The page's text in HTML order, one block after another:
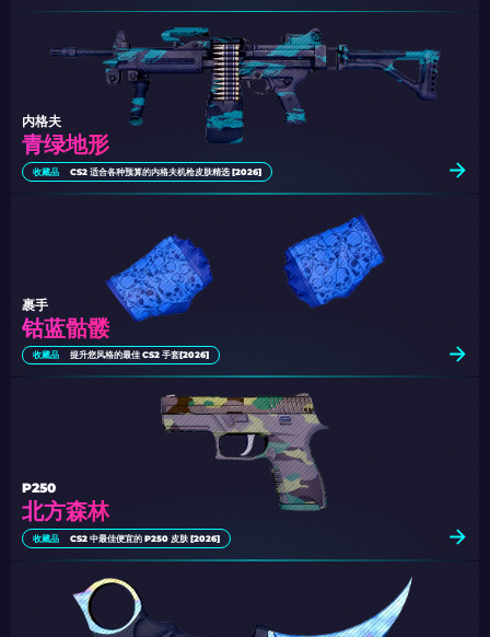
青绿地形
内格夫
收藏品 CS2 适合各种预算的内格夫机枪皮肤精选 [2026]
钴蓝骷髅
裹手
收藏品 提升您风格的最佳 CS2 手套[2026]
北方森林
P250
收藏品 CS2 中最佳便宜的 P250 皮肤 [2026]